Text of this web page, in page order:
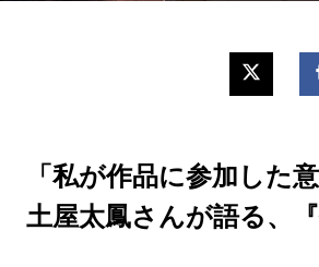
「私が作品に参加した
土屋太鳳さんが語る、